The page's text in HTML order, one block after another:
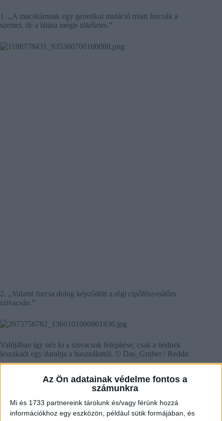
Az Ön adatainak védelme fontos a
számunkra
Mi és 1733 partnereink tárolunk és/vagy férünk hozzá
információkhoz egy eszközön, például sütik formájában, és
1. ,,A macskámnak egy genetikai mutáció miatt furcsák a
szemei, de a látása mégis tökéletes.”
2. ,,Valami furcsa dolog képződött a régi cipőfényesítőm
szivacsán.”
Valójában így néz ki a szivacsok felépítése, csak a tiédnek
leszakadt egy darabja a használattól. © Das_Gruber / Reddit
3. ,,Otthagytam a térképész munkámat, és a fafeldolgozásban
helyezkedtem el.”